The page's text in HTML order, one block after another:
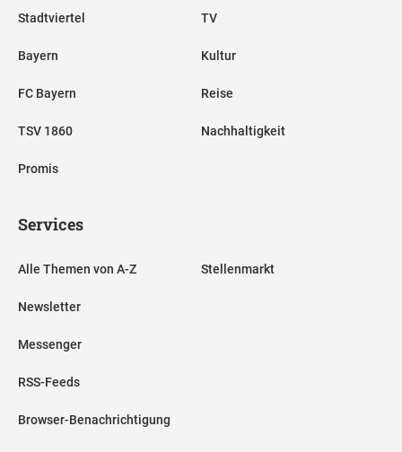
Stadtviertel
Bayern
FC Bayern
TSV 1860
Promis
TV
Kultur
Reise
Nachhaltigkeit
Services
Alle Themen von A-Z
Newsletter
Messenger
RSS-Feeds
Browser-Benachrichtigung
Stellenmarkt